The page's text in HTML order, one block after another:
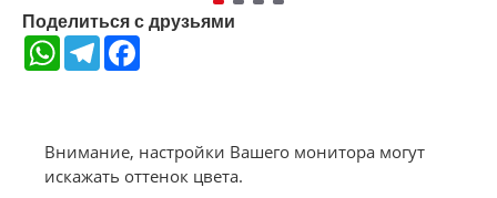
Поделиться с друзьями
WhatsAppTelegram
Внимание, настройки Вашего монитора могут
искажать оттенок цвета.